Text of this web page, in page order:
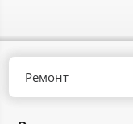
Ремонт